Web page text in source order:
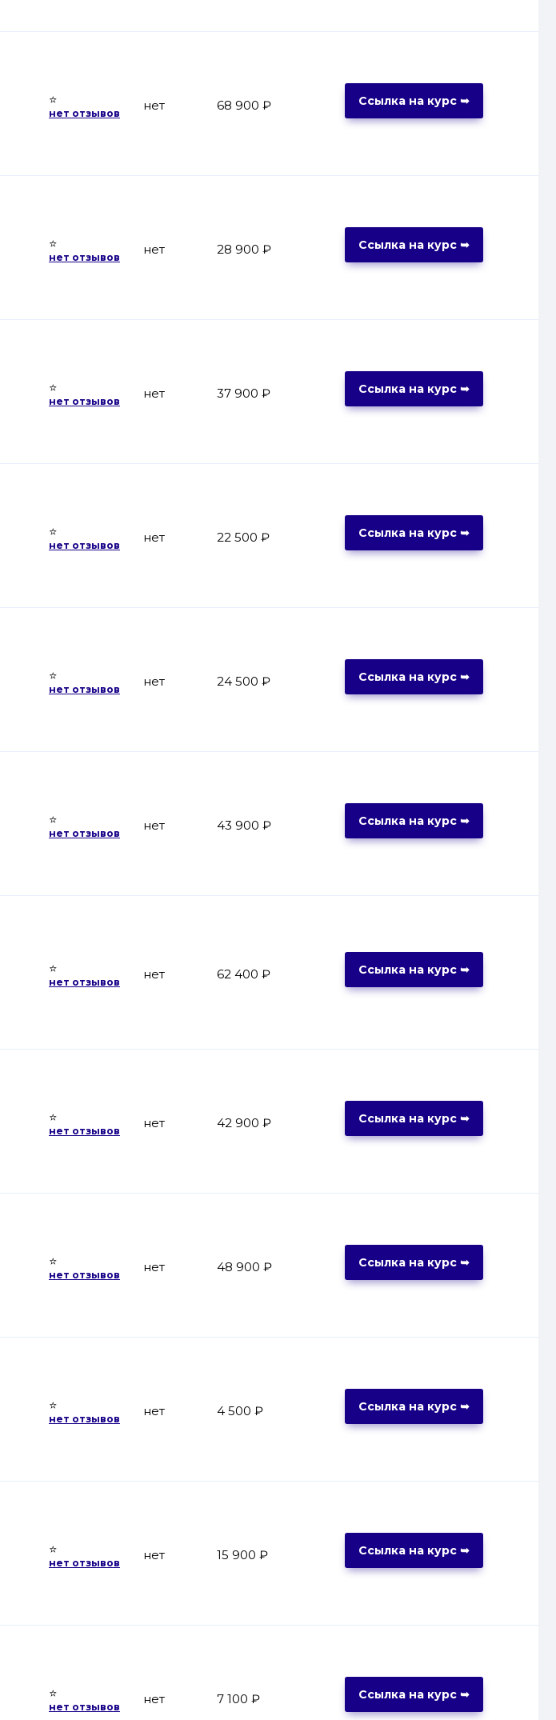
⭐
нет отзывов
нет 68 900 ₽ Ссылка на курс ➥
⭐
нет отзывов
нет 28 900 ₽ Ссылка на курс ➥
⭐
нет отзывов
нет 37 900 ₽ Ссылка на курс ➥
⭐
нет отзывов
нет 22 500 ₽ Ссылка на курс ➥
⭐
нет отзывов
нет 24 500 ₽ Ссылка на курс ➥
⭐
нет отзывов
нет 43 900 ₽ Ссылка на курс ➥
⭐
нет отзывов
нет 62 400 ₽ Ссылка на курс ➥
⭐
нет отзывов
нет 42 900 ₽ Ссылка на курс ➥
⭐
нет отзывов
нет 48 900 ₽ Ссылка на курс ➥
⭐
нет отзывов
нет 4 500 ₽ Ссылка на курс ➥
⭐
нет отзывов
нет 15 900 ₽ Ссылка на курс ➥
⭐
нет отзывов
нет 7 100 ₽ Ссылка на курс ➥